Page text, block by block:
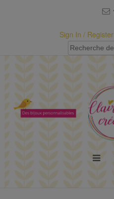
Sign In / Register
Recherche
pour :